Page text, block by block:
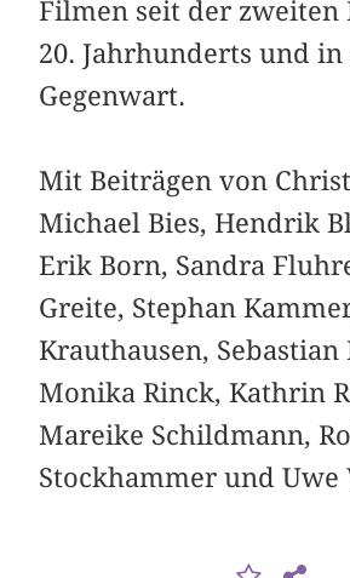
Filmen seit der zweiten
20. Jahrhunderts und
Gegenwart.
Mit Beiträgen von
Michael Bies, Hendrik
Erik Born, Sandra
Greite, Stephan
Krauthausen,
Monika Rinck, Kathrin
Mareike Schildmann,
Stockhammer und